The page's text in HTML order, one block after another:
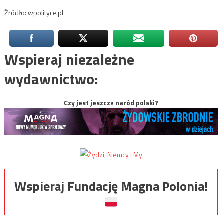
Źródło: wpolityce.pl
Wspieraj niezależne
wydawnictwo:
Czy jest jeszcze naród polski?
Wspieraj Fundację Magna Polonia!